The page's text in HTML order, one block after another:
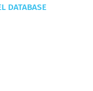
DATABASE